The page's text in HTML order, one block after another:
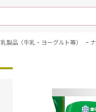
乳製品（牛乳・ヨーグルト等） -